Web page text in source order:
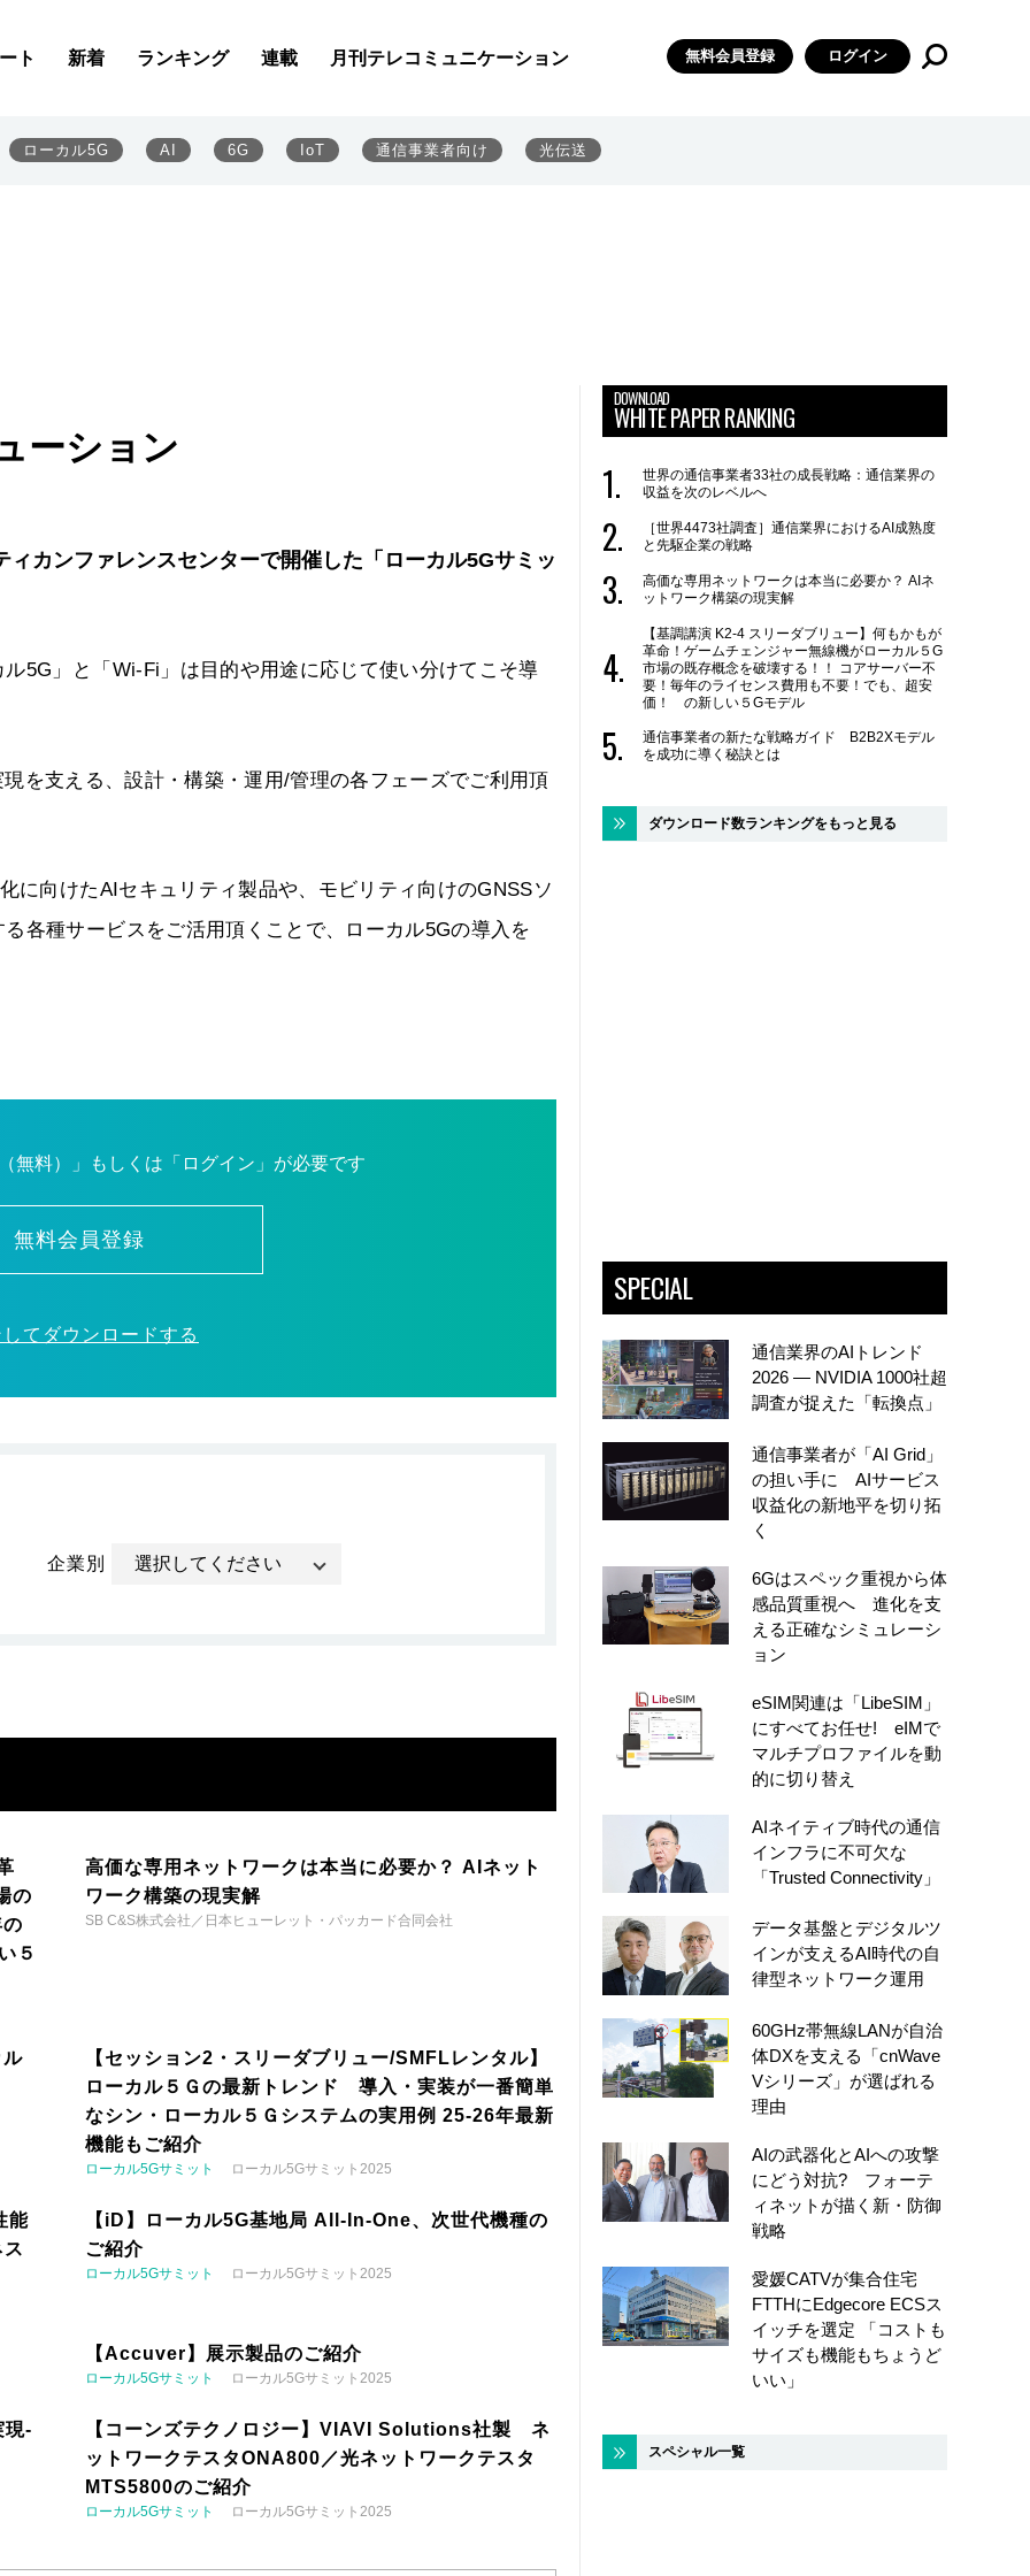
ト 新着 ランキング 連載 月刊テレコミュニケーション 無料会員登録 ログイン
ローカル5G AI 6G IoT 通信事業者向け 光伝送
ーション
カンファレンスセンターで開催した「ローカル5Gサミッ
5G」と「Wi-Fi」は目的や用途に応じて使い分けてこそ導
を支える、設計・構築・運用/管理の各フェーズでご利用頂
に向けたAIセキュリティ製品や、モビリティ向けのGNSSソ
各種サービスをご活用頂くことで、ローカル5Gの導入を
無料）」もしくは「ログイン」が必要です
無料会員登録
てダウンロードする
企業別
の
５
高価な専用ネットワークは本当に必要か？ AIネット
ワーク構築の現実解
SB C&S株式会社／日本ヒューレット・パッカード合同会社
ル
【セッション2・スリーダブリュー/SMFLレンタル】
ローカル５Ｇの最新トレンド 導入・実装が一番簡単
なシン・ローカル５Ｇシステムの実用例 25-26年最新
機能もご紹介
ローカル5Gサミット ローカル5Gサミット2025
能
【iD】ローカル5G基地局 All-In-One、次世代機種の
ご紹介
ローカル5Gサミット ローカル5Gサミット2025
【Accuver】展示製品のご紹介
ローカル5Gサミット ローカル5Gサミット2025
現-
【コーンズテクノロジー】VIAVI Solutions社製 ネ
ットワークテスタONA800／光ネットワークテスタ
MTS5800のご紹介
ローカル5Gサミット ローカル5Gサミット2025
DOWNLOAD
WHITE PAPER RANKING
世界の通信事業者33社の成長戦略：通信業界の
収益を次のレベルへ
［世界4473社調査］通信業界におけるAI成熟度
と先駆企業の戦略
高価な専用ネットワークは本当に必要か？ AIネ
ットワーク構築の現実解
【基調講演 K2-4 スリーダブリュー】何もかもが
革命！ゲームチェンジャー無線機がローカル５G
市場の既存概念を破壊する！！ コアサーバー不
要！毎年のライセンス費用も不要！でも、超安
価！ の新しい５Gモデル
通信事業者の新たな戦略ガイド B2B2Xモデル
を成功に導く秘訣とは
ダウンロード数ランキングをもっと見る
SPECIAL
通信業界のAIトレンド
2026 ― NVIDIA 1000社超
調査が捉えた「転換点」
通信事業者が「AI Grid」
の担い手に AIサービス
収益化の新地平を切り拓
く
6Gはスペック重視から体
感品質重視へ 進化を支
える正確なシミュレーシ
ョン
eSIM関連は「LibeSIM」
にすべてお任せ! eIMで
マルチプロファイルを動
的に切り替え
AIネイティブ時代の通信
インフラに不可欠な
「Trusted Connectivity」
データ基盤とデジタルツ
インが支えるAI時代の自
律型ネットワーク運用
60GHz帯無線LANが自治
体DXを支える「cnWave
Vシリーズ」が選ばれる
理由
AIの武器化とAIへの攻撃
にどう対抗? フォーテ
ィネットが描く新・防御
戦略
愛媛CATVが集合住宅
FTTHにEdgecore ECSス
イッチを選定 「コストも
サイズも機能もちょうど
いい」
スペシャル一覧